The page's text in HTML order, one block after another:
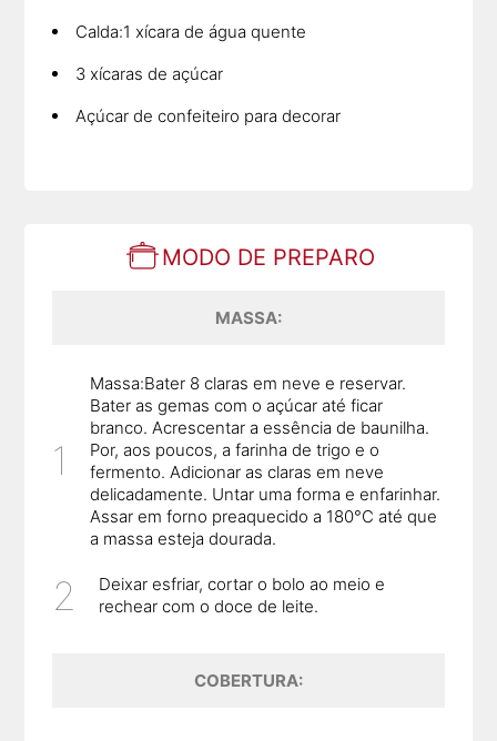
Calda:1 xícara de água quente
3 xícaras de açúcar
Açúcar de confeiteiro para decorar
MODO DE PREPARO
MASSA:
Massa:Bater 8 claras em neve e reservar.
Bater as gemas com o açúcar até ficar
branco. Acrescentar a essência de baunilha.
Por, aos poucos, a farinha de trigo e o
fermento. Adicionar as claras em neve
delicadamente. Untar uma forma e enfarinhar.
Assar em forno preaquecido a 180°C até que
a massa esteja dourada.
Deixar esfriar, cortar o bolo ao meio e
rechear com o doce de leite.
COBERTURA: